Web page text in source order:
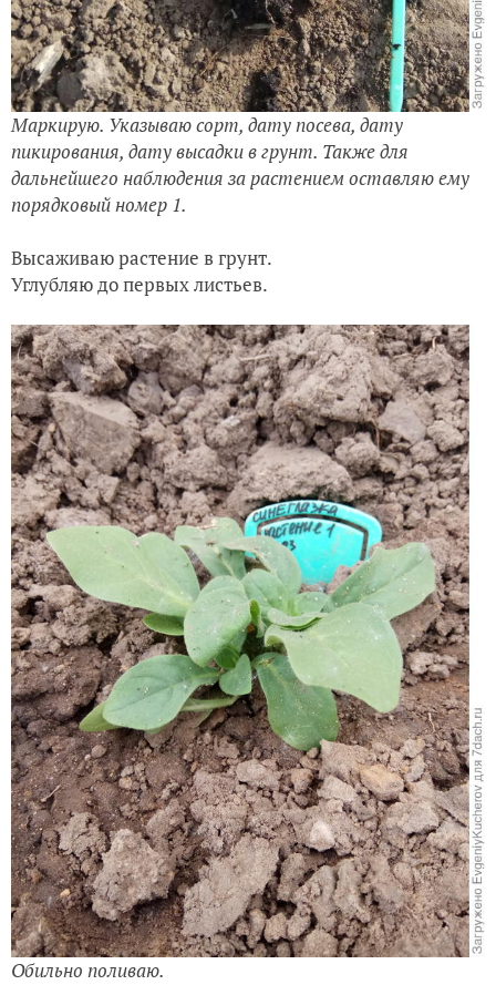
Маркирую. Указываю сорт, дату посева, дату
пикирования, дату высадки в грунт. Также для
дальнейшего наблюдения за растением оставляю ему
порядковый номер 1.
Высаживаю растение в грунт.
Углубляю до первых листьев.
Обильно поливаю.